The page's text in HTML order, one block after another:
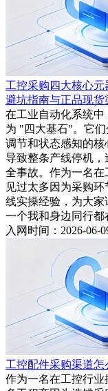
工控采购四大核心
避坑指南与正品现货
在工业自动化系统
为 "四大基石"。它
调节和状态感知的
导致整条产线停机
全事故。作为一名
见过太多因为采购
线实操经验，为大
一个我和身边同行都
入网时间：2026-06-
工控配件采购渠道
作为一名在工控行业